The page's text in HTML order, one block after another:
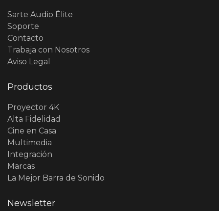
Sarte Audio Élite
Soporte
Contacto
Trabaja con Nosotros
Aviso Legal
Productos
Proyector 4K
Alta Fidelidad
Cine en Casa
Multimedia
Integración
Marcas
La Mejor Barra de Sonido
Newsletter